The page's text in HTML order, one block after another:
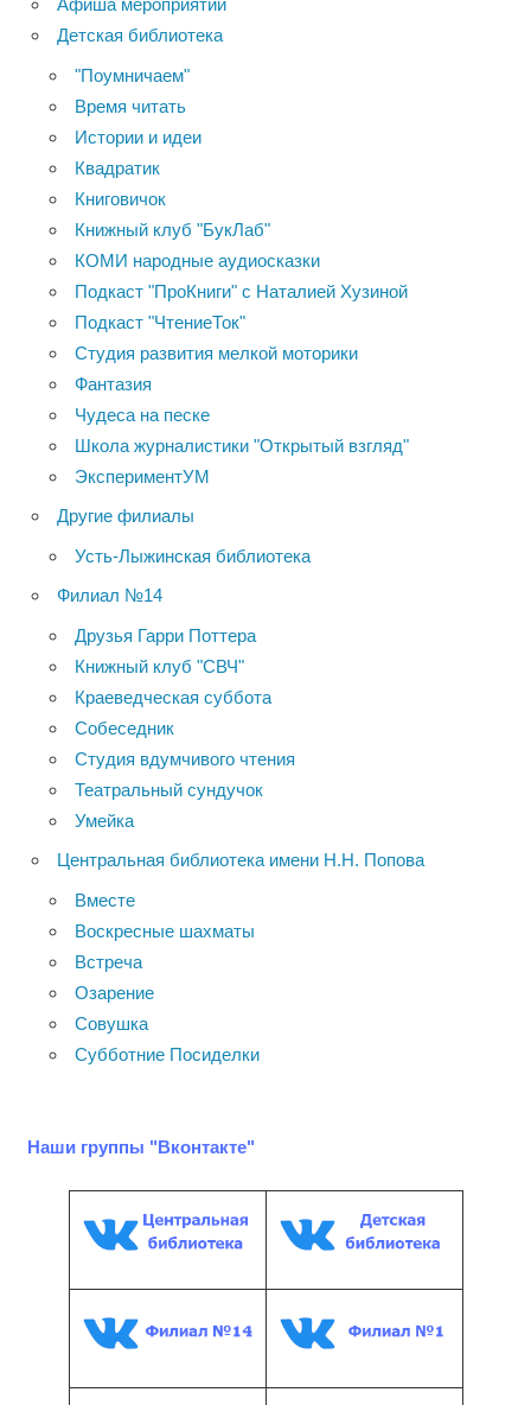
Афиша мероприятий
Детская библиотека
"Поумничаем"
Время читать
Истории и идеи
Квадратик
Книговичок
Книжный клуб "БукЛаб"
КОМИ народные аудиосказки
Подкаст "ПроКниги" с Наталией Хузиной
Подкаст "ЧтениеТок"
Студия развития мелкой моторики
Фантазия
Чудеса на песке
Школа журналистики "Открытый взгляд"
ЭкспериментУМ
Другие филиалы
Усть-Лыжинская библиотека
Филиал №14
Друзья Гарри Поттера
Книжный клуб "СВЧ"
Краеведческая суббота
Собеседник
Студия вдумчивого чтения
Театральный сундучок
Умейка
Центральная библиотека имени Н.Н. Попова
Вместе
Воскресные шахматы
Встреча
Озарение
Совушка
Субботние Посиделки
Наши группы "Вконтакте"